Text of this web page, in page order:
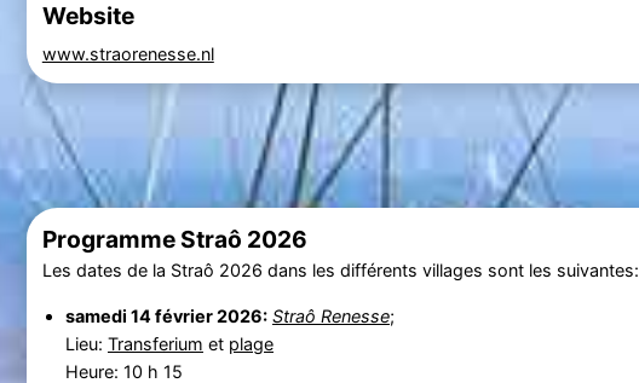
Website
www.straorenesse.nl
Programme Straô 2026
Les dates de la Straô 2026 dans les différents villages sont les suivantes:
samedi 14 février 2026: Straô Renesse;
Lieu: Transferium et plage
Heure: 10 h 15